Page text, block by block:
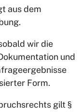
aus dem
wir die
und
Form.
gilt §